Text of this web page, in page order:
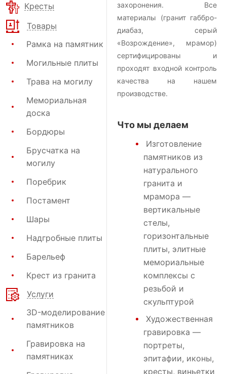
Кресты
Товары
Рамка на памятник
Могильные плиты
Трава на могилу
Мемориальная
доска
Бордюры
Брусчатка на
могилу
Поребрик
Постамент
Шары
Надгробные плиты
Барельеф
Крест из гранита
Услуги
3D-моделирование
памятников
Гравировка на
памятниках
захоронения. Все
материалы (гранит габбро-
диабаз, серый
«Возрождение», мрамор)
сертифицированы и
проходят входной контроль
качества на нашем
производстве.
Что мы делаем
Изготовление
памятников из
натурального
гранита и
мрамора —
вертикальные
стелы,
горизонтальные
плиты, элитные
мемориальные
комплексы с
резьбой и
скульптурой
Художественная
гравировка —
портреты,
эпитафии, иконы,
кресты, виньетки